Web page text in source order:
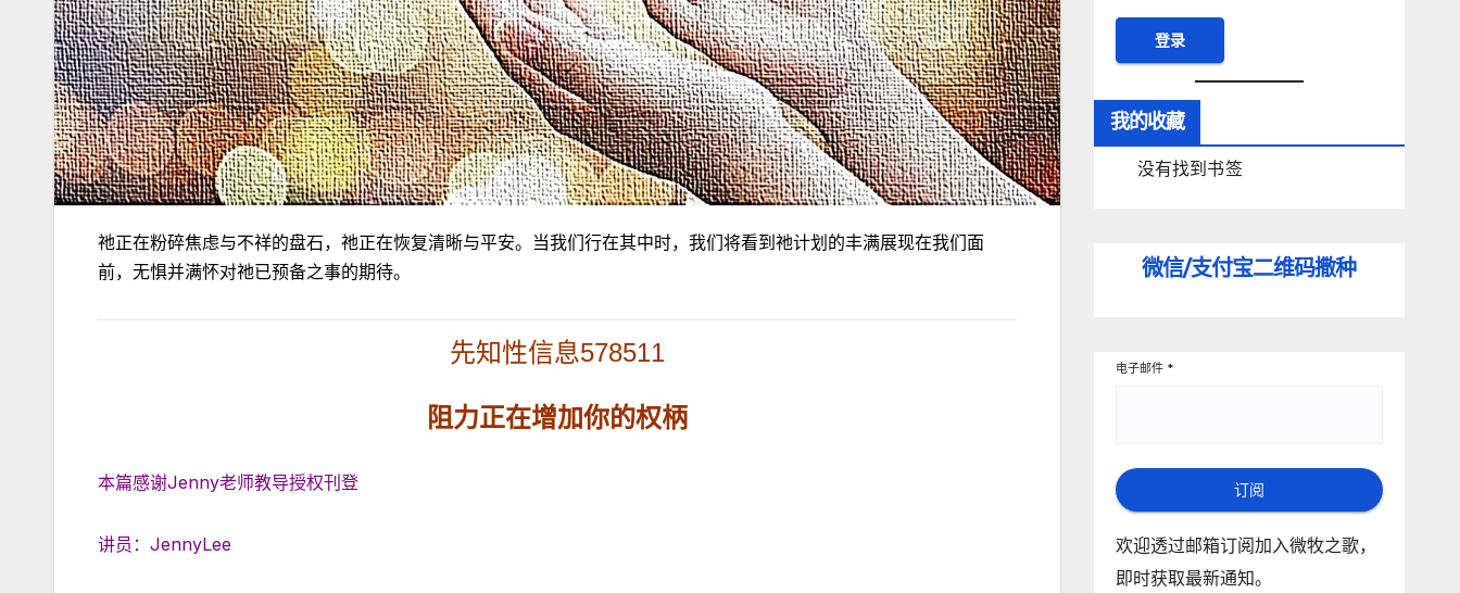
祂正在粉碎焦虑与不祥的盘石，祂正在恢复清晰与平安。当我们行在其中时，我们将看到祂计划的丰满展现在我们面
前，无惧并满怀对祂已预备之事的期待。
先知性信息578511
阻力正在增加你的权柄
本篇感谢Jenny老师教导授权刊登
讲员：JennyLee
我的收藏
没有找到书签
微信/支付宝二维码撒种
电子邮件 *
订阅
欢迎透过邮箱订阅加入微牧之歌，
即时获取最新通知。